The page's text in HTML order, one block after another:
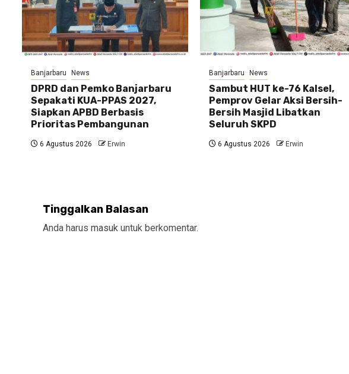
Banjarbaru News
DPRD dan Pemko Banjarbaru
Sepakati KUA-PPAS 2027,
Siapkan APBD Berbasis
Prioritas Pembangunan
6 Agustus 2026 Erwin
Banjarbaru News
Sambut HUT ke-76 Kalsel,
Pemprov Gelar Aksi Bersih-
Bersih Masjid Libatkan
Seluruh SKPD
6 Agustus 2026 Erwin
Tinggalkan Balasan
Anda harus masuk untuk berkomentar.